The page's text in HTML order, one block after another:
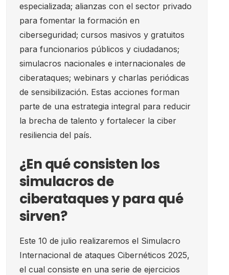
especializada; alianzas con el sector privado
para fomentar la formación en
ciberseguridad; cursos masivos y gratuitos
para funcionarios públicos y ciudadanos;
simulacros nacionales e internacionales de
ciberataques; webinars y charlas periódicas
de sensibilización. Estas acciones forman
parte de una estrategia integral para reducir
la brecha de talento y fortalecer la ciber
resiliencia del país.
¿En qué consisten los
simulacros de
ciberataques y para qué
sirven?
Este 10 de julio realizaremos el Simulacro
Internacional de ataques Cibernéticos 2025,
el cual consiste en una serie de ejercicios